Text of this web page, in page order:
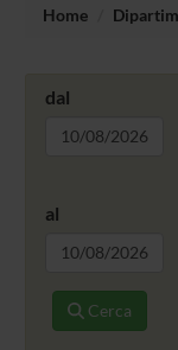
Home
dal
al
Cerca